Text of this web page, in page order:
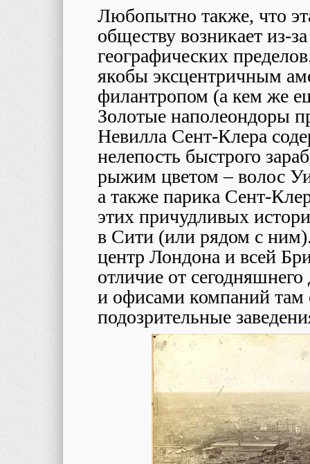
Любопытно также, что
обществу возникает из-
географических
якобы эксцентричным
филантропом (а кем же
Золотые наполеондоры
Невилла Сент-Клера
нелепость быстрого
рыжим цветом – волос
а также парика Сент-
этих причудливых
в Сити (или рядом с
центр Лондона и всей
отличие от
и офисами компаний там
подозрительные